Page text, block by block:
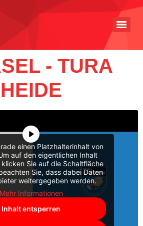
- TURA
einen Platzhalterinhalt von
auf den eigentlichen Inhalt
Sie auf die Schaltfläche
Sie, dass dabei Daten
weitergegeben werden.
Mehr Informationen
Inhalt entsperren